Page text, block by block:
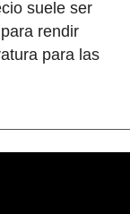
suele ser
rendir
para las